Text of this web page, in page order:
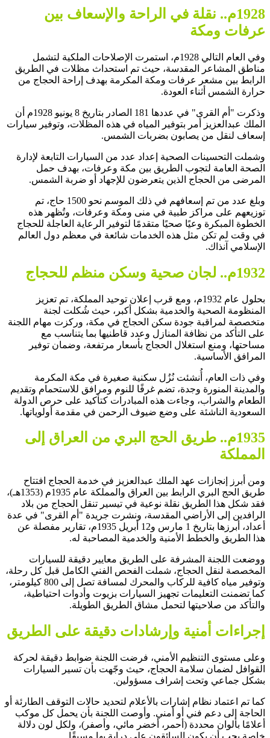
1928م.. نقلة في الراحة والإسعاف بين
عرفات ومكة
وفي العام التالي 1928م، استمرت الإصلاحات الملكية لتشمل
مناطق المشاعر المقدسة، حيث تم استحداث مظلات في الطريق
الرابط بين مشعر عرفات ومكة المكرمة بهدف إراحة الحجاج من
حرارة الشمس أثناء العودة.
وذكرت "أم القرى" في عددها 181 الصادر بتاريخ 8 يونيو 1928م أن
الملك عبدالعزيز أمر بتوفير المياه في هذه المظلات، وتوفير سيارات
إسعاف لنقل من يصابون بضربات الشمس.
وشملت التحسينات الصحية إعداد عدد من السيارات التابعة لإدارة
الصحة العامة لتجوب الطريق بين مكة وعرفات، بهدف حمل
المرضى من الحجاج الذين يتعرضون للإجهاد أو ضربة الشمس.
وبلغ عدد من تم إسعافهم في ذلك الموسم نحو 1500 حاج، تم
توزيعهم على مراكز طبية في منى ومكة وعرفات، وتُظهر هذه
الخطوة المبكرة وعيًا صحيًا متقدمًا لتوفير الرعاية العاجلة للحجاج
في وقت لم تكن مثل هذه الخدمات شائعة في معظم دول العالم
الإسلامي آنذاك.
1932م.. لجان صحية وسكن منظم للحجاج
بحلول عام 1932م، ومع قرب إعلان توحيد المملكة، تم تعزيز
المنظومة الصحية والخدمية بشكل أكبر، حيث شُكلت لجنة
متخصصة لمراقبة جودة سكن الحجاج في مكة، وركزت مهام اللجنة
على التأكد من نظافة المنازل وعدد قاطنيها بما يتناسب مع
مساحتها، ومنع استغلال الحجاج بأسعار مرتفعة، وضمان توفير
المرافق الأساسية.
وفي ذات العام، أُنشئت نُزُل سكنية صغيرة في مكة المكرمة
والمدينة المنورة وجدة، تضم غرفًا للنوم ومرافق للاستحمام وتقديم
الطعام والشراب، وجاءت هذه المبادرات كتأكيد على حرص الدولة
السعودية الناشئة على وضع ضيوف الرحمن في مقدمة أولوياتها.
1935م.. طريق الحج البري من العراق إلى
المملكة
ومن أبرز إنجازات عهد الملك عبدالعزيز في خدمة الحجاج افتتاح
طريق الحج البري الرابط بين العراق والمملكة عام 1935م (1353هـ)،
فقد شكل هذا الطريق نقلة نوعية في تيسير تنقل الحجاج من بلاد
الرافدين إلى الأراضي المقدسة، ونشرت جريدة "أم القرى" في عدة
أعداد، أبرزها بتاريخ 1 مارس و12 أبريل 1935م، تقارير مفصلة عن
هذا الطريق والخطط الأمنية والخدمية المصاحبة له.
ووضعت اللجنة المشرفة على الطريق معايير دقيقة للسيارات
المخصصة لنقل الحجاج، شملت الفحص الفني الكامل قبل كل رحلة،
وتوفير مياه كافية للركاب والمحرك لمسافة تصل إلى 800 كيلومتر،
كما تضمنت التعليمات تجهيز السيارات بزيوت وأدوات احتياطية،
والتأكد من صلاحيتها لتحمل مشاق الطريق الطويلة.
إجراءات أمنية وإرشادات دقيقة على الطريق
وعلى مستوى التنظيم الأمني، فرضت اللجنة ضوابط دقيقة لحركة
القوافل لضمان سلامة الحجاج، حيث وجّهت بأن تسير السيارات
بشكل جماعي وتحت إشراف مسؤولين.
كما تم اعتماد نظام إشارات بالأعلام لتحديد حالات التوقف الطارئة أو
الحاجة إلى دعم فني أو أمني. وأوصت اللجنة بأن يحمل كل موكب
أعلامًا بألوان محددة (أحمر، أخضر مائي، وأصفر)، ولكل لون دلالة